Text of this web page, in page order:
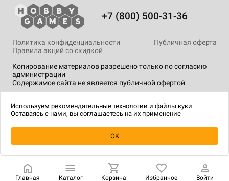
Купить| 4 990 ₽
+7 (800) 500-31-36
Копирование материалов разрешено только по согласию
администрации
Содержимое сайта не является публичной офертой
Политика конфиденциальности
Публичная оферта
Правила акций со скидкой
технологии.
Главная Каталог Корзина Избранное Войти
Используем рекомендательные технологии и файлы куки.
Оставаясь с нами, вы соглашаетесь на их применение
OK